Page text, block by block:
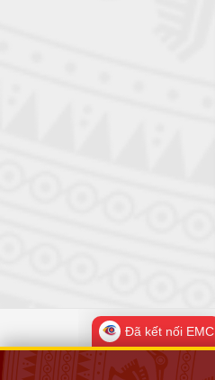
Đã kết nối EMC